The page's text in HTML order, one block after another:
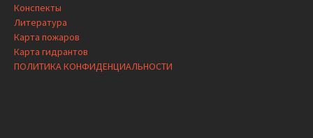
Конспекты
Литература
Карта пожаров
Карта гидрантов
ПОЛИТИКА КОНФИДЕНЦИАЛЬНОСТИ